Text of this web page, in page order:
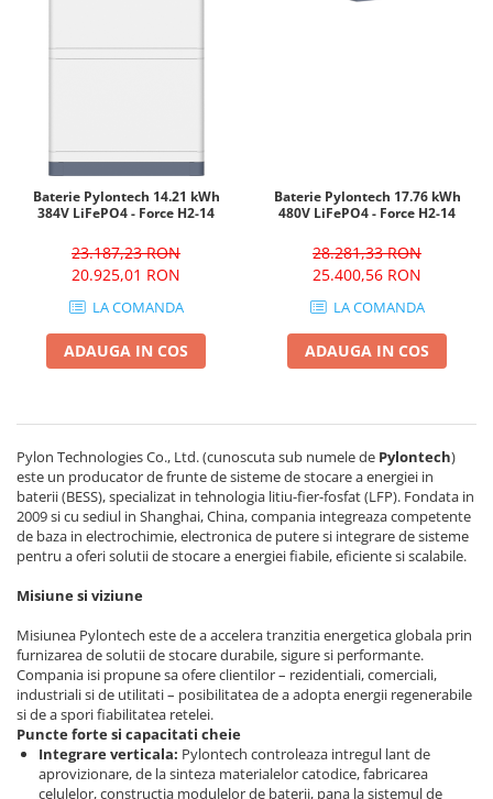
Baterie Pylontech 14.21 kWh
384V LiFePO4 - Force H2-14
23.187,23 RON
20.925,01 RON
LA COMANDA
ADAUGA IN COS
Baterie Pylontech 17.76 kWh
480V LiFePO4 - Force H2-14
28.281,33 RON
25.400,56 RON
LA COMANDA
ADAUGA IN COS
Pylon Technologies Co., Ltd. (cunoscuta sub numele de Pylontech)
este un producator de frunte de sisteme de stocare a energiei in
baterii (BESS), specializat in tehnologia litiu-fier-fosfat (LFP). Fondata in
2009 si cu sediul in Shanghai, China, compania integreaza competente
de baza in electrochimie, electronica de putere si integrare de sisteme
pentru a oferi solutii de stocare a energiei fiabile, eficiente si scalabile.
Misiune si viziune
Misiunea Pylontech este de a accelera tranzitia energetica globala prin
furnizarea de solutii de stocare durabile, sigure si performante.
Compania isi propune sa ofere clientilor – rezidentiali, comerciali,
industriali si de utilitati – posibilitatea de a adopta energii regenerabile
si de a spori fiabilitatea retelei.
Puncte forte si capacitati cheie
Integrare verticala: Pylontech controleaza intregul lant de
aprovizionare, de la sinteza materialelor catodice, fabricarea
celulelor, constructia modulelor de baterii, pana la sistemul de